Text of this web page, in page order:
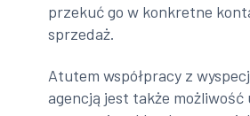
przekuć go w konkretne
sprzedaż.
Atutem współpracy z
agencją jest także możliwość